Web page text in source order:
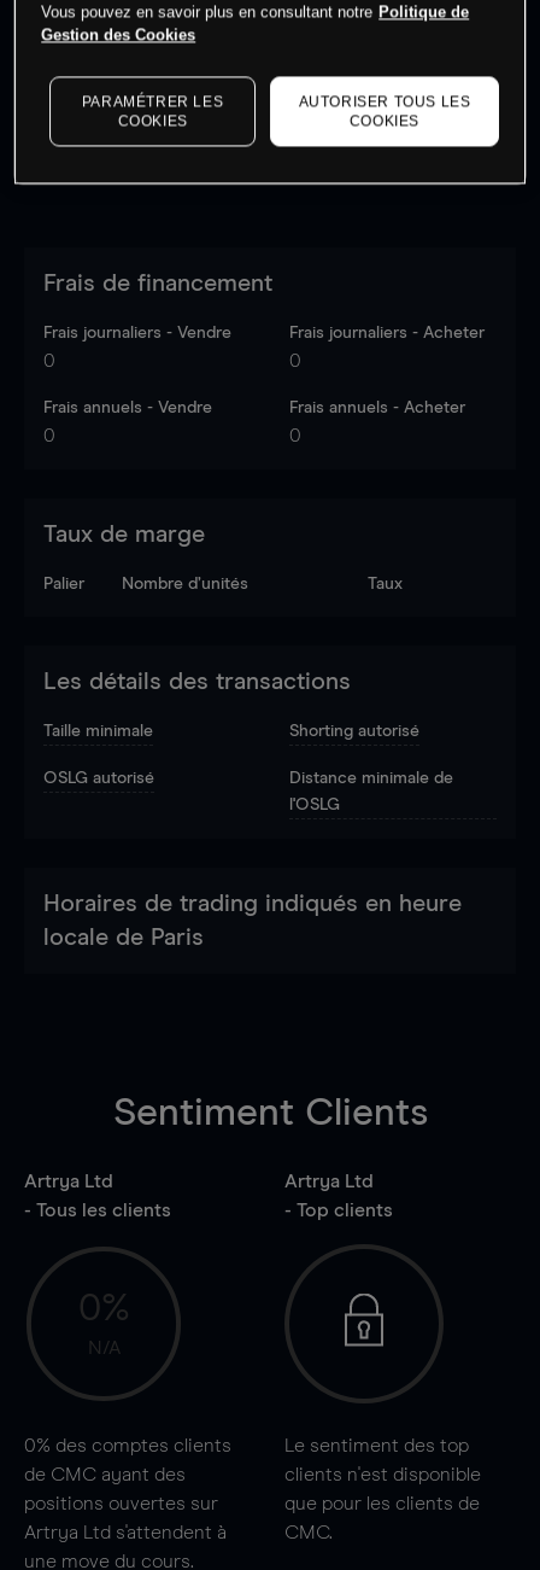
Les prix sont indicatifs.Connectez-vous pour voir les
dernières données du marché.
Frais de financement
Frais journaliers - Vendre
0
Frais journaliers - Acheter
0
Frais annuels - Vendre
0
Frais annuels - Acheter
0
Taux de marge
Palier Nombre d’unités Taux
Les détails des transactions
Taille minimale Shorting autorisé
OSLG autorisé
Distance minimale de
l'OSLG
Horaires de trading indiqués en heure
locale de Paris
Sentiment Clients
Artrya Ltd
- Tous les clients
0%
N/A
0% des comptes clients
de CMC ayant des
positions ouvertes sur
Artrya Ltd s'attendent à
une move du cours.
Artrya Ltd
- Top clients
Le sentiment des top
clients n'est disponible
que pour les clients de
CMC.
Vous pouvez en savoir plus en consultant notre Politique de
Gestion des Cookies
PARAMÉTRER LES
COOKIES
AUTORISER TOUS LES
COOKIES